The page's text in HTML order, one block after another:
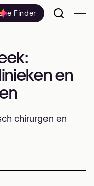
Finder
en
chirurgen en
klinieken, esthetisch